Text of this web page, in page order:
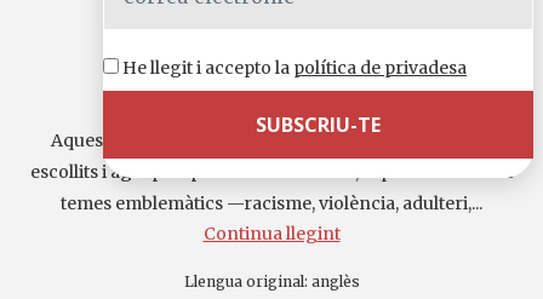
Contes
Aquesta magistral col·lecció de quaranta-dos contes,
escollits i agrupats pel mateix Faulkner, reprèn ambients i
temes emblemàtics —racisme, violència, adulteri,...
Continua llegint
Llengua original: anglès
He llegit i accepto la política de privadesa